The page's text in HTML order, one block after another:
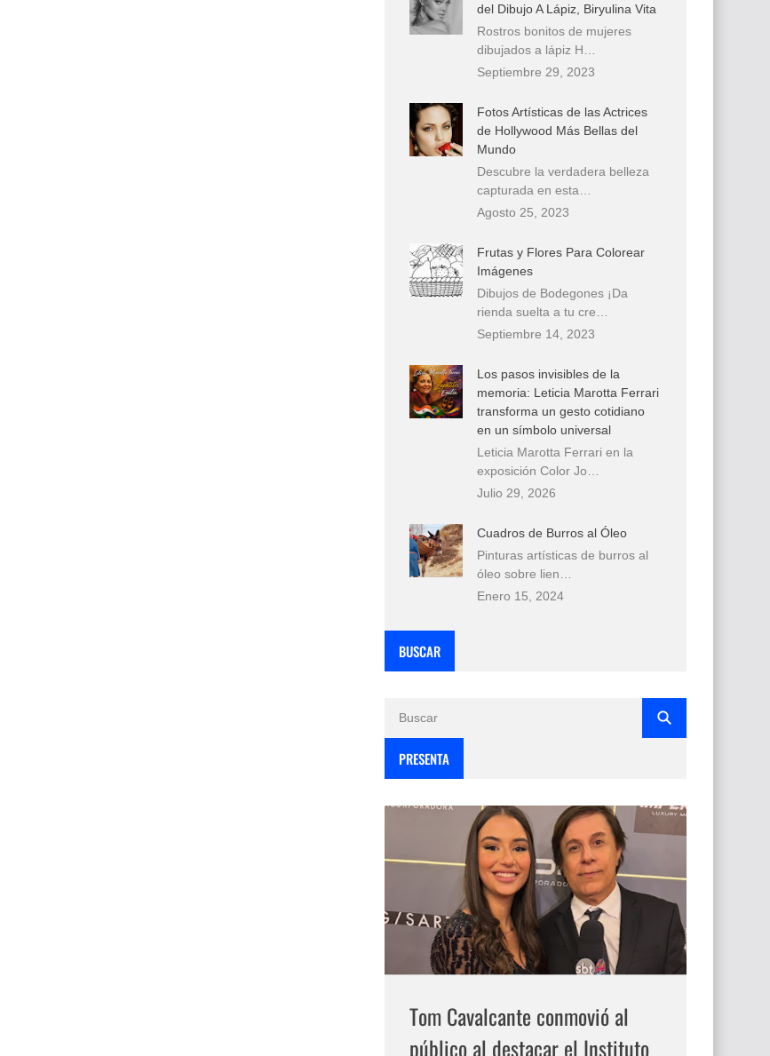
del Dibujo A Lápiz, Biryulina Vita
Rostros bonitos de mujeres
dibujados a lápiz H…
Septiembre 29, 2023
Fotos Artísticas de las Actrices
de Hollywood Más Bellas del
Mundo
Descubre la verdadera belleza
capturada en esta…
Agosto 25, 2023
Frutas y Flores Para Colorear
Imágenes
Dibujos de Bodegones ¡Da
rienda suelta a tu cre…
Septiembre 14, 2023
Los pasos invisibles de la
memoria: Leticia Marotta Ferrari
transforma un gesto cotidiano
en un símbolo universal
Leticia Marotta Ferrari en la
exposición Color Jo…
Julio 29, 2026
Cuadros de Burros al Óleo
Pinturas artísticas de burros al
óleo sobre lien…
Enero 15, 2024
BUSCAR
PRESENTA
Tom Cavalcante conmovió al
público al destacar el Instituto